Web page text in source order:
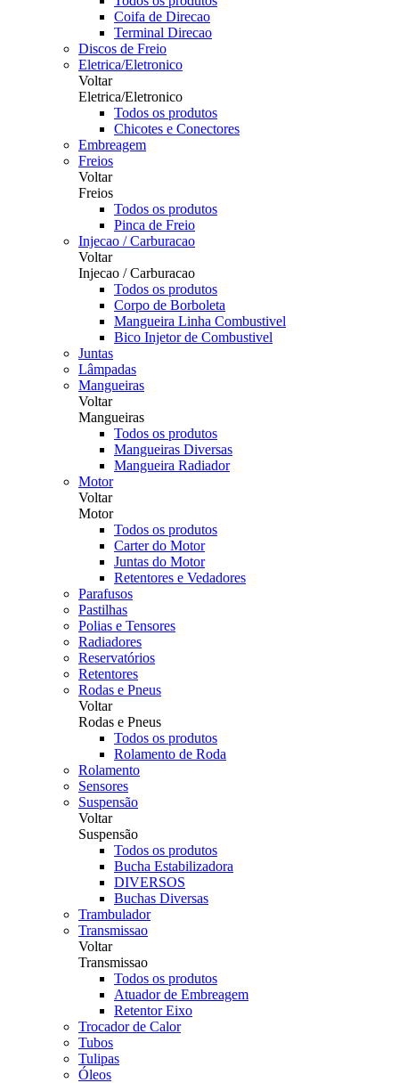
Coifa de Direcao
Terminal Direcao
Discos de Freio
Eletrica/Eletronico
Voltar
Eletrica/Eletronico
Todos os produtos
Chicotes e Conectores
Embreagem
Freios
Voltar
Freios
Todos os produtos
Pinca de Freio
Injecao / Carburacao
Voltar
Injecao / Carburacao
Todos os produtos
Corpo de Borboleta
Mangueira Linha Combustivel
Bico Injetor de Combustivel
Juntas
Lâmpadas
Mangueiras
Voltar
Mangueiras
Todos os produtos
Mangueiras Diversas
Mangueira Radiador
Motor
Voltar
Motor
Todos os produtos
Carter do Motor
Juntas do Motor
Retentores e Vedadores
Parafusos
Pastilhas
Polias e Tensores
Radiadores
Reservatórios
Retentores
Rodas e Pneus
Voltar
Rodas e Pneus
Todos os produtos
Rolamento de Roda
Rolamento
Sensores
Suspensão
Voltar
Suspensão
Todos os produtos
Bucha Estabilizadora
DIVERSOS
Buchas Diversas
Trambulador
Transmissao
Voltar
Transmissao
Todos os produtos
Atuador de Embreagem
Retentor Eixo
Trocador de Calor
Tubos
Tulipas
Óleos